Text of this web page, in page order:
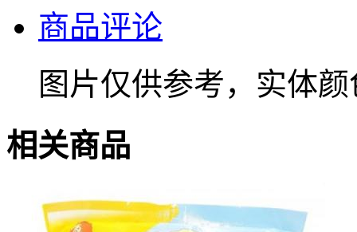
商品评论
图片仅供参考，实体
相关商品